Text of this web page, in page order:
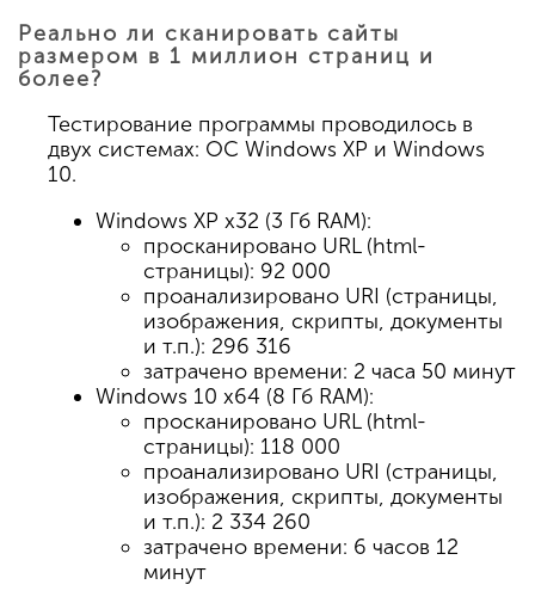
Реально ли сканировать сайты
размером в 1 миллион страниц и
более?
Тестирование программы проводилось в
двух системах: ОС Windows XP и Windows
10.
Windows XP x32 (3 Гб RAM):
просканировано URL (html-
страницы): 92 000
проанализировано URI (страницы,
изображения, скрипты, документы
и т.п.): 296 316
затрачено времени: 2 часа 50 минут
Windows 10 x64 (8 Гб RAM):
просканировано URL (html-
страницы): 118 000
проанализировано URI (страницы,
изображения, скрипты, документы
и т.п.): 2 334 260
затрачено времени: 6 часов 12
минут